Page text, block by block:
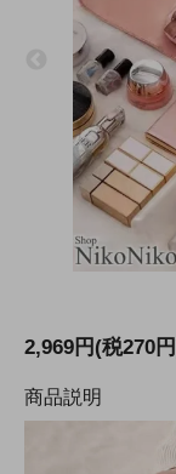
2,969円(税270
商品説明